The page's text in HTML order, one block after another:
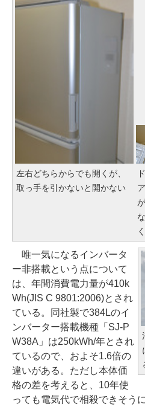
左右どちらからでも開くが、
取っ手を引かないと開かない
く
唯一気になるインバータ
ー非搭載という点について
は、年間消費電力量が410k
Wh(JIS C 9801:2006)とされ
ている。同社製で384Lのイ
ンバーター搭載機種「SJ-P
W38A」は250kWh/年とされ
ているので、およそ1.6倍の
違いがある。ただし本体価
格の差を考えると、10年使
っても電気代で相殺できそう